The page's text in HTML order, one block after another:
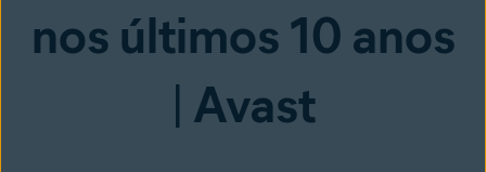
nos últimos 10 anos
| Avast